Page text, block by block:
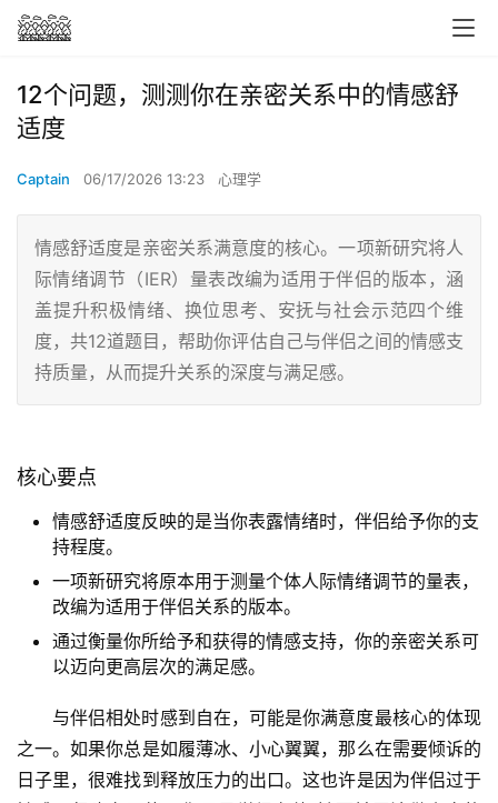
12个问题，测测你在亲密关系中的情感舒
适度
Captain 06/17/2026 13:23 心理学
情感舒适度是亲密关系满意度的核心。一项新研究将人
际情绪调节（IER）量表改编为适用于伴侣的版本，涵
盖提升积极情绪、换位思考、安抚与社会示范四个维
度，共12道题目，帮助你评估自己与伴侣之间的情感支
持质量，从而提升关系的深度与满足感。
核心要点
情感舒适度反映的是当你表露情绪时，伴侣给予你的支
持程度。
一项新研究将原本用于测量个体人际情绪调节的量表，
改编为适用于伴侣关系的版本。
通过衡量你所给予和获得的情感支持，你的亲密关系可
以迈向更高层次的满足感。
与伴侣相处时感到自在，可能是你满意度最核心的体现
之一。如果你总是如履薄冰、小心翼翼，那么在需要倾诉的
日子里，很难找到释放压力的出口。这也许是因为伴侣过于